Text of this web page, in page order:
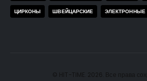
ЦИРКОНЫ ШВЕЙЦАРСКИЕ ЭЛЕКТРОННЫЕ
© HIT-TIME. 2026. Все права